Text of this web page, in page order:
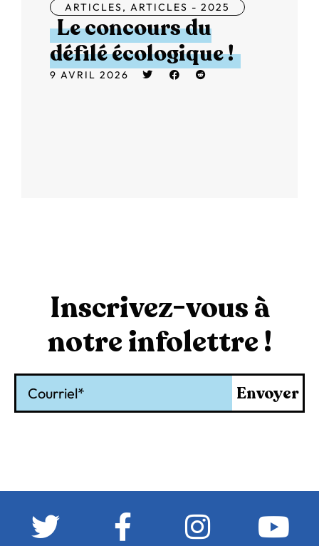
ARTICLES, ARTICLES - 2025
Le concours du
défilé écologique !
9 AVRIL 2026
Inscrivez-vous à
notre infolettre !
Envoyer